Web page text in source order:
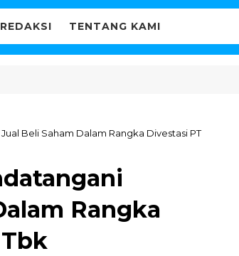
REDAKSI TENTANG KAMI
Beli Saham Dalam Rangka Divestasi PT
Rangka